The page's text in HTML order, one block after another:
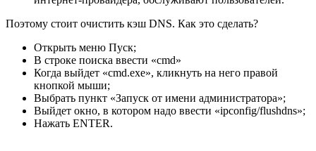
Поэтому стоит очистить кэш DNS. Как это сделать?
Открыть меню Пуск;
В строке поиска ввести «cmd»
Когда выйдет «cmd.exe», кликнуть на него правой
кнопкой мыши;
Выбрать пункт «Запуск от имени администратора»;
Выйдет окно, в котором надо ввести «ipconfig/flushdns»;
Нажать ENTER.